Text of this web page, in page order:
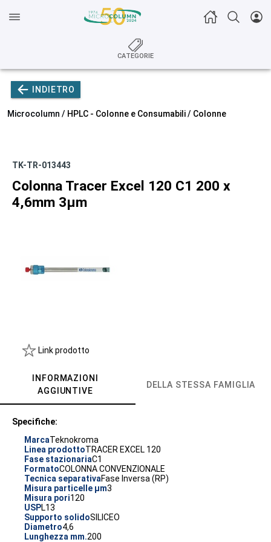
CATEGORIE
INDIETRO
Microcolumn / HPLC - Colonne e Consumabili/ Colonne
TK-TR-013443
Colonna Tracer Excel 120 C1 200 x
4,6mm 3µm
Link prodotto
INFORMAZIONI
AGGIUNTIVE
DELLA STESSA FAMIGLIA
Specifiche:
MarcaTeknokroma
Linea prodottoTRACER EXCEL 120
Fase stazionariaC1
FormatoCOLONNA CONVENZIONALE
Tecnica separativaFase Inversa (RP)
Misura particelle µm3
Misura pori120
USPL13
Supporto solidoSILICEO
Diametro4,6
Lunghezza mm.200